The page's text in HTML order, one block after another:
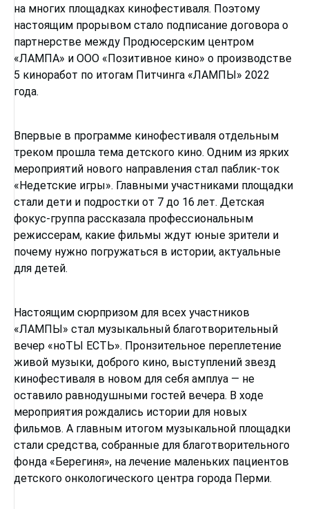
на многих площадках кинофестиваля. Поэтому
настоящим прорывом стало подписание договора о
партнерстве между Продюсерским центром
«ЛАМПА» и ООО «Позитивное кино» о производстве
5 киноработ по итогам Питчинга «ЛАМПЫ» 2022
года.
Впервые в программе кинофестиваля отдельным
треком прошла тема детского кино. Одним из ярких
мероприятий нового направления стал паблик-ток
«Недетские игры». Главными участниками площадки
стали дети и подростки от 7 до 16 лет. Детская
фокус-группа рассказала профессиональным
режиссерам, какие фильмы ждут юные зрители и
почему нужно погружаться в истории, актуальные
для детей.
Настоящим сюрпризом для всех участников
«ЛАМПЫ» стал музыкальный благотворительный
вечер «ноТЫ ЕСТЬ». Пронзительное переплетение
живой музыки, доброго кино, выступлений звезд
кинофестиваля в новом для себя амплуа — не
оставило равнодушными гостей вечера. В ходе
мероприятия рождались истории для новых
фильмов. А главным итогом музыкальной площадки
стали средства, собранные для благотворительного
фонда «Берегиня», на лечение маленьких пациентов
детского онкологического центра города Перми.